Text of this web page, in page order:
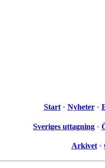
Start • Nyheter •
Sveriges uttagning •
Arkivet •